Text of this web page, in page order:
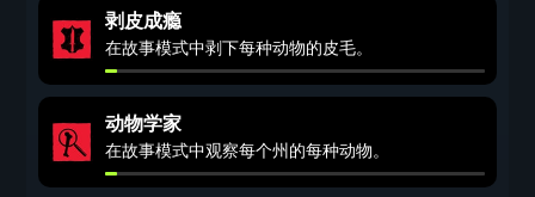
剥皮成瘾
在故事模式中剥下每种动物的皮毛。
动物学家
在故事模式中观察每个州的每种动物。